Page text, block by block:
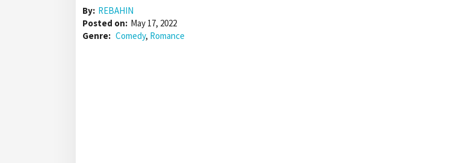
By: REBAHIN
Posted on: May 17, 2022
Genre: Comedy, Romance